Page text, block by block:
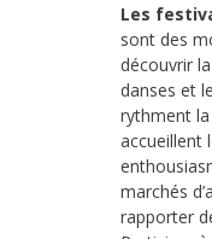
Les
sont des
découvrir
danses et
rythment
accueillent
marchés
rapporter